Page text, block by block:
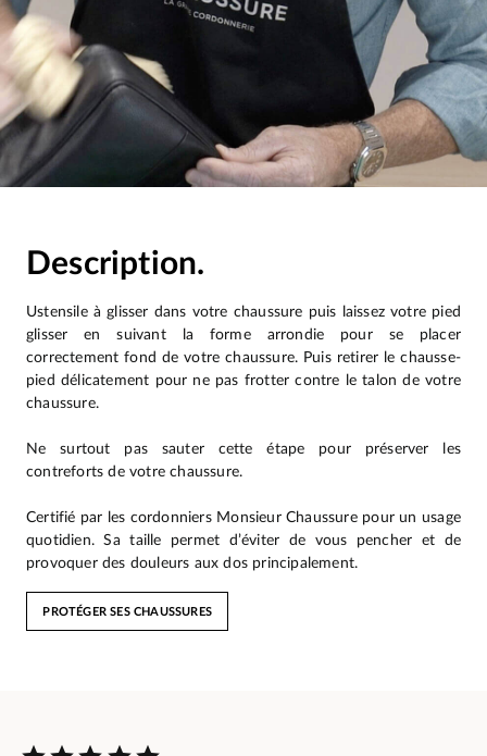
Description.
Ustensile à glisser dans votre chaussure puis laissez votre pied
glisser en suivant la forme arrondie pour se placer
correctement fond de votre chaussure. Puis retirer le chausse-
pied délicatement pour ne pas frotter contre le talon de votre
chaussure.
Ne surtout pas sauter cette étape pour préserver les
contreforts de votre chaussure.
Certifié par les cordonniers Monsieur Chaussure pour un usage
quotidien. Sa taille permet d’éviter de vous pencher et de
provoquer des douleurs aux dos principalement.
PROTÉGER SES CHAUSSURES